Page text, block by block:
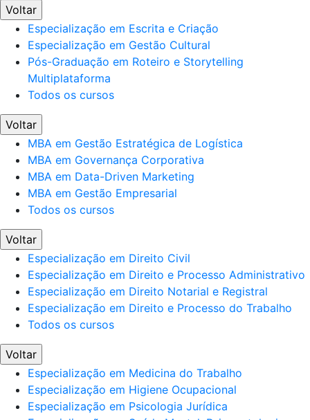
Voltar
Especialização em Escrita e Criação
Especialização em Gestão Cultural
Pós-Graduação em Roteiro e Storytelling
Multiplataforma
Todos os cursos
Voltar
MBA em Gestão Estratégica de Logística
MBA em Governança Corporativa
MBA em Data-Driven Marketing
MBA em Gestão Empresarial
Todos os cursos
Voltar
Especialização em Direito Civil
Especialização em Direito e Processo Administrativo
Especialização em Direito Notarial e Registral
Especialização em Direito e Processo do Trabalho
Todos os cursos
Voltar
Especialização em Medicina do Trabalho
Especialização em Higiene Ocupacional
Especialização em Psicologia Jurídica